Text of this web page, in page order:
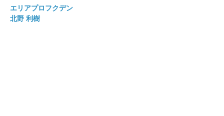
エリアプロフクデン
北野 利樹